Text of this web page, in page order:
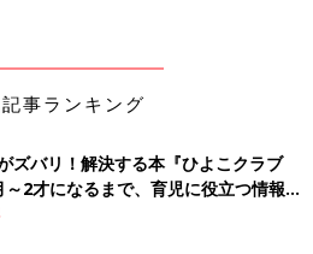
事ランキング
ズバリ！解決する本『ひよこクラブ
2才になるまで、育児に役立つ情報が